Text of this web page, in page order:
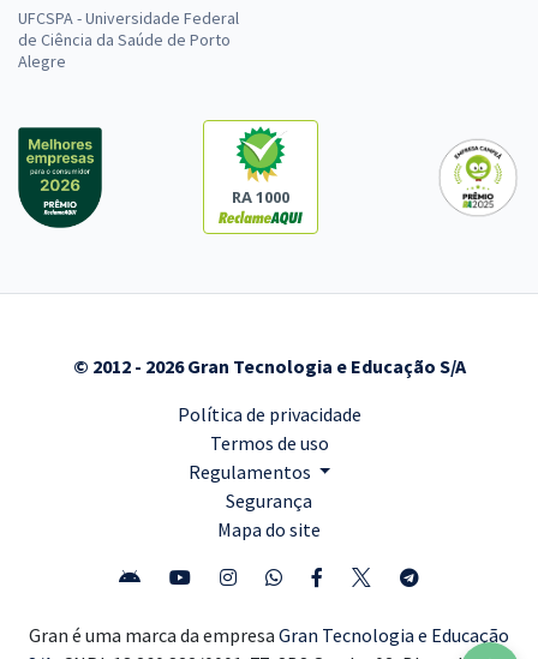
UFCSPA - Universidade Federal
de Ciência da Saúde de Porto
Alegre
RA 1000
© 2012 - 2026 Gran Tecnologia e Educação S/A
Política de privacidade
Termos de uso
Regulamentos
Segurança
Mapa do site
Gran é uma marca da empresa Gran Tecnologia e Educação